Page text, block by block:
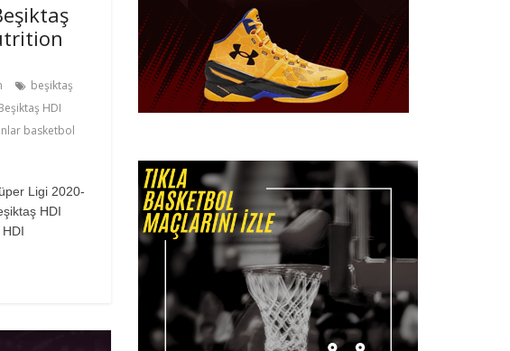
beşiktaş
HDI
basketbol
Ligi 2020-
HDI